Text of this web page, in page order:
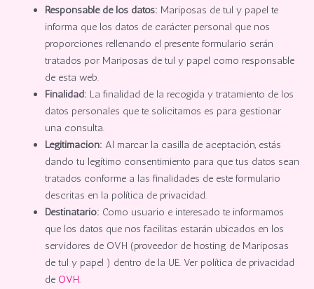
Responsable de los datos: Mariposas de tul y papel te
informa que los datos de carácter personal que nos
proporciones rellenando el presente formulario serán
tratados por Mariposas de tul y papel como responsable
de esta web.
Finalidad: La finalidad de la recogida y tratamiento de los
datos personales que te solicitamos es para gestionar
una consulta.
Legitimación: Al marcar la casilla de aceptación, estás
dando tu legítimo consentimiento para que tus datos sean
tratados conforme a las finalidades de este formulario
descritas en la política de privacidad.
Destinatario: Como usuario e interesado te informamos
que los datos que nos facilitas estarán ubicados en los
servidores de OVH (proveedor de hosting de Mariposas
de tul y papel ) dentro de la UE. Ver política de privacidad
de OVH.